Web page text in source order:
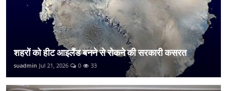
शहरों को हीट आइलैंड बनने से रोकने की सरकारी कसरत
suadmin Jul 21, 2026 0 33